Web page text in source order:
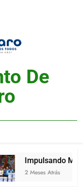
De
Impulsando
2 Meses Atrás